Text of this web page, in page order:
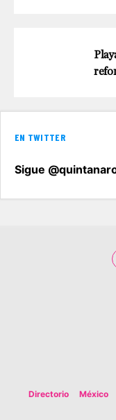
EN TWITTER
Sigue
Directorio México